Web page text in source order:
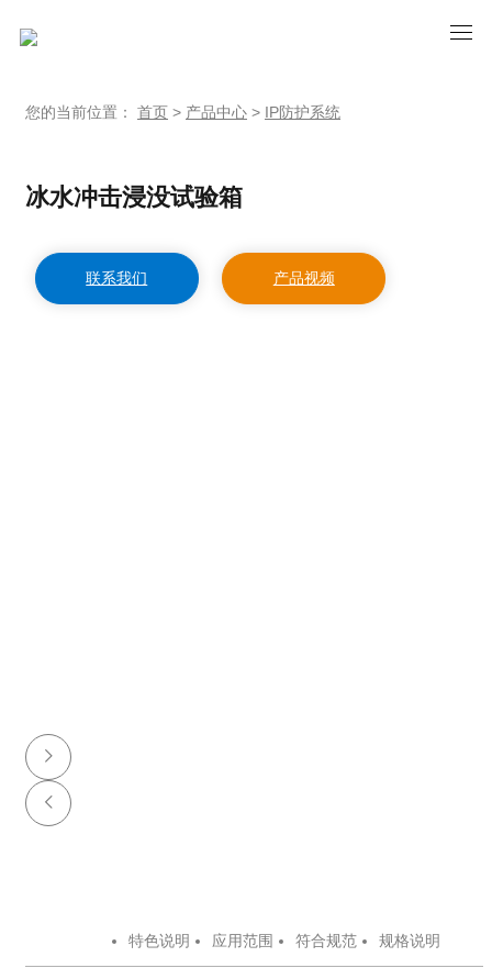
您的当前位置： 首页 > 产品中心 > IP防护系统
冰水冲击浸没试验箱
联系我们 产品视频
特色说明 应用范围 符合规范 规格说明